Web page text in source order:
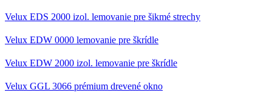
Velux EDS 2000 izol. lemovanie pre šikmé strechy
Velux EDW 0000 lemovanie pre škrídle
Velux EDW 2000 izol. lemovanie pre škrídle
Velux GGL 3066 prémium drevené okno